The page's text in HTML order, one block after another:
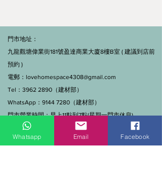
門市地址：
九龍觀塘偉業街181號盈達商業大廈8樓B室 ( 建議到店前
預約 )
電郵： lovehomespace4308@gmail.com
Tel：3962 2890（建材部）
WhatsApp：9144 7280（建材部）
門市營業時間：早上11點到7點(星期一門市休息)
線上及電話查詢：9:00-18:00（假日照常）。
Whatsapp Email Facebook